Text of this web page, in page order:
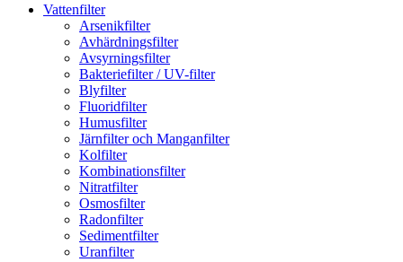
Vattenfilter
Arsenikfilter
Avhärdningsfilter
Avsyrningsfilter
Bakteriefilter / UV-filter
Blyfilter
Fluoridfilter
Humusfilter
Järnfilter och Manganfilter
Kolfilter
Kombinationsfilter
Nitratfilter
Osmosfilter
Radonfilter
Sedimentfilter
Uranfilter